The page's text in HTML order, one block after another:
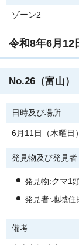
ゾーン2
令和8年6月12
No.26（富山）
日時及び場所
6月11日（木曜
発見物及び発見者
発見物:クマ1
発見者:地域住
備考